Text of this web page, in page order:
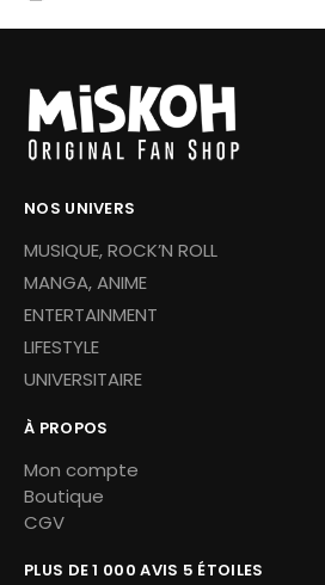
NOS UNIVERS
MUSIQUE, ROCK’N ROLL
MANGA, ANIME
ENTERTAINMENT
LIFESTYLE
UNIVERSITAIRE
À PROPOS
Mon compte
Boutique
CGV
PLUS DE 1 000 AVIS 5 ÉTOILES